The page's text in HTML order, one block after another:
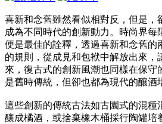
喜新和念舊雖然看似相對反，但是，
成為不同時代的創新動力。時尚界每
便是最佳的詮釋，透過喜新和念舊的
的規則，從成見和包袱中解放出來，
來，復古式的創新風潮也同樣在保守
是舊時傳統，但卻也都為現代的釀酒
這些創新的傳統古法如古園式的混種
釀成橘酒，或捨棄橡木桶採行陶罐培